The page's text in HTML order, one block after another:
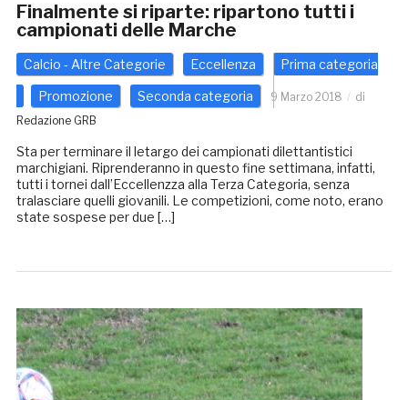
Finalmente si riparte: ripartono tutti i
campionati delle Marche
Calcio - Altre Categorie Eccellenza Prima categoria
Promozione Seconda categoria 9 Marzo 2018
di
Redazione GRB
Sta per terminare il letargo dei campionati dilettantistici
marchigiani. Riprenderanno in questo fine settimana, infatti,
tutti i tornei dall’Eccellenzza alla Terza Categoria, senza
tralasciare quelli giovanili. Le competizioni, come noto, erano
state sospese per due […]